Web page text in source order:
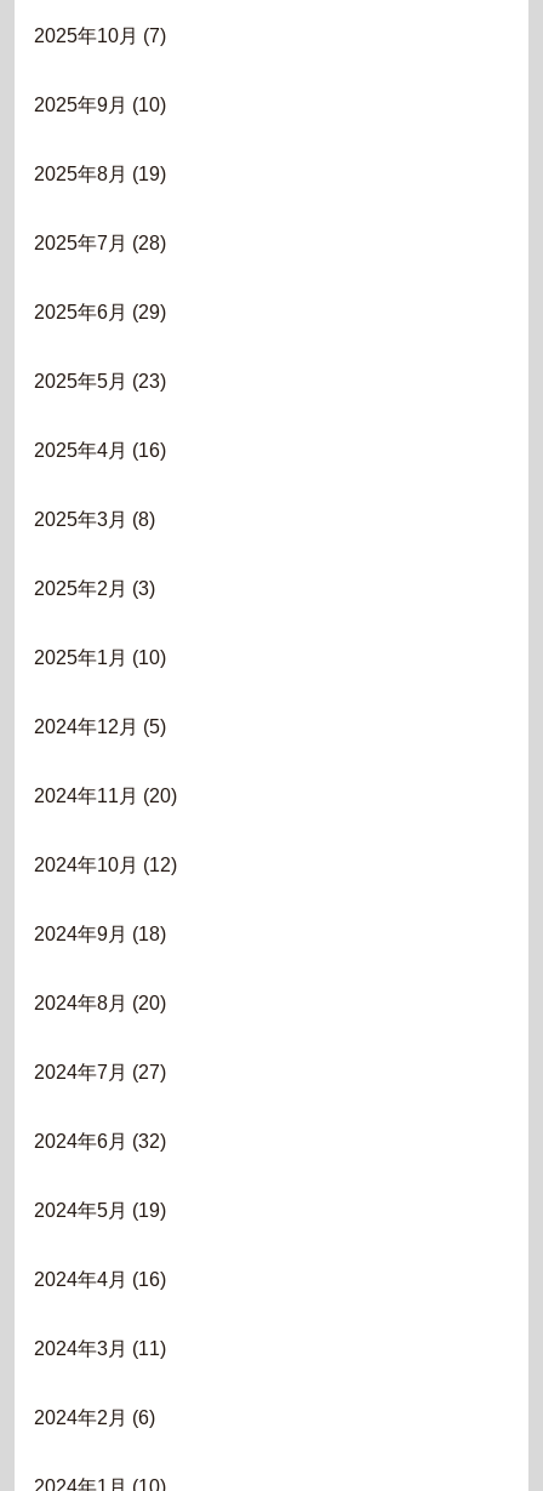
2025年10月 (7)
2025年9月 (10)
2025年8月 (19)
2025年7月 (28)
2025年6月 (29)
2025年5月 (23)
2025年4月 (16)
2025年3月 (8)
2025年2月 (3)
2025年1月 (10)
2024年12月 (5)
2024年11月 (20)
2024年10月 (12)
2024年9月 (18)
2024年8月 (20)
2024年7月 (27)
2024年6月 (32)
2024年5月 (19)
2024年4月 (16)
2024年3月 (11)
2024年2月 (6)